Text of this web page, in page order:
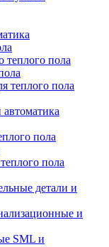
теплого пола
теплого пола
пола
пола
детали и
и
SML и